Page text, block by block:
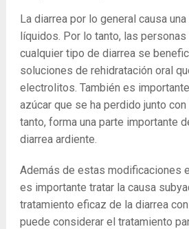
La diarrea por lo general causa
líquidos. Por lo tanto, las personas
cualquier tipo de diarrea se
soluciones de rehidratación oral
electrolitos. También es
azúcar que se ha perdido junto
tanto, forma una parte importante
diarrea ardiente.
Además de estas modificaciones
es importante tratar la causa
tratamiento eficaz de la diarrea
puede considerar el tratamiento